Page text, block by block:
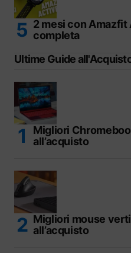
2 mesi con
completa
Ultime Guide
Migliori
all’acquisto
Migliori mouse
all’acquisto